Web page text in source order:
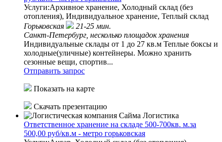
Услуги:Архивное хранение, Холодный склад (без
отопления), Индивидуальное хранение, Теплый склад
Горьковская
21-25 мин.
Санкт-Петербург, несколько площадок хранения
Индивидуальные склады от 1 до 27 кв.м Теплые боксы и
холодные(уличные) контейнеры. Можно хранить
сезонные вещи, спортив...
Отправить запрос
Показать на карте
Скачать презентацию
Ответственное хранение на складе 500-700кв. м.за
500,00 руб/кв.м - метро горьковская